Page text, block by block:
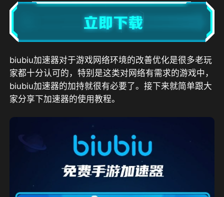
biubiu加速器对于游戏网络环境的改善优化是很多老玩
家都十分认可的，特别是这类对网络有需求的游戏中，
biubiu加速器的加持就很有必要了。接下来就简单跟大
家分享下加速器的使用教程。